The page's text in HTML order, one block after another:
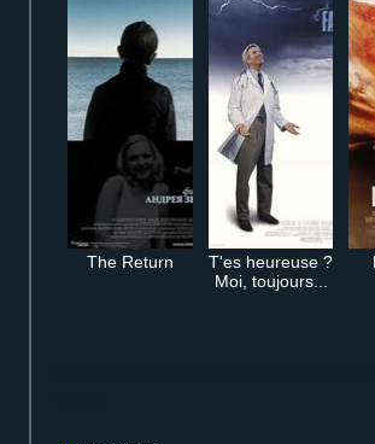
The Return
T'es heureuse ?
Moi, toujours...